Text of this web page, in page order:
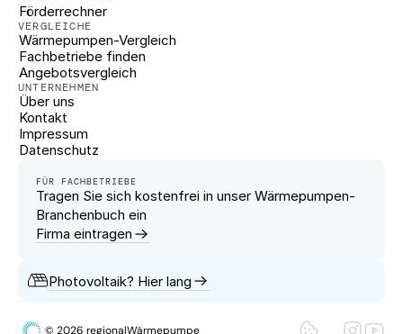
Förderrechner
VERGLEICHE
Wärmepumpen-Vergleich
Fachbetriebe finden
Angebotsvergleich
UNTERNEHMEN
Über uns
Kontakt
Impressum
Datenschutz
FÜR FACHBETRIEBE
Tragen Sie sich kostenfrei in unser Wärmepumpen-
Branchenbuch ein
Firma eintragen
Photovoltaik? Hier lang
© 2026 regionalWärmepumpe